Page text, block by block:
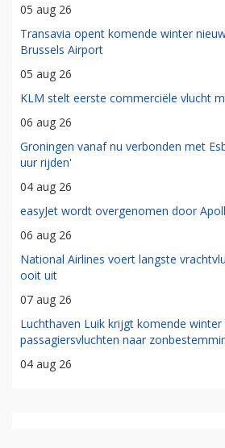
05 aug 26
Transavia opent komende winter
Brussels Airport
05 aug 26
KLM stelt eerste commerciële vlucht
06 aug 26
Groningen vanaf nu verbonden met
uur rijden'
04 aug 26
easyJet wordt overgenomen door
06 aug 26
National Airlines voert langste
ooit uit
07 aug 26
Luchthaven Luik krijgt komende winter
passagiersvluchten naar
04 aug 26